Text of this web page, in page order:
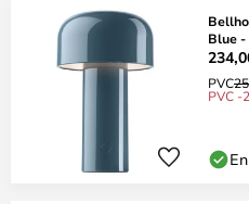
Blue -
PVC
PVC -